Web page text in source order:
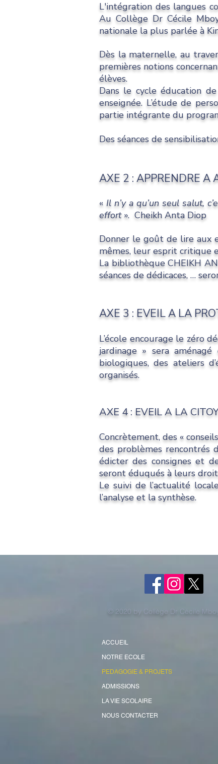
L'intégration des langues
Au Collège Dr Cécile
nationale la plus parlée à
Dès la maternelle, au
premières notions
élèves.
Dans le cycle éducation
enseignée. L’étude de
partie intégrante du
Des séances de
AXE 2 : APPRENDRE A
« Il n’y a qu’un seul
effort ». Cheikh Anta Diop
Donner le goût de lire aux
mêmes, leur esprit critique
La bibliothèque CHEIKH
séances de dédicaces, …
AXE 3 : EVEIL A LA
L’école encourage le zéro
jardinage » sera
biologiques, des ateliers
organisés.
AXE 4 : EVEIL A LA
Concrètement, des «
des problèmes rencontrés
édicter des consignes et
seront éduqués à leurs
Le suivi de l’actualité
l’analyse et la synthèse.
© 2020 by Collège Dr Cécile
ACCUEIL
NOTRE ECOLE
PEDAGOGIE & PROJETS
ADMISSIONS
LA VIE SCOLAIRE
NOUS CONTACTER